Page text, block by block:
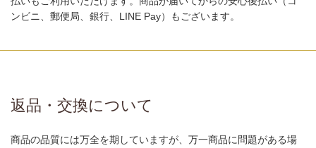
ンビニ、郵便局、銀行、LINE Pay）もございます。
返品・交換について
商品の品質には万全を期していますが、万一商品に問題がある場